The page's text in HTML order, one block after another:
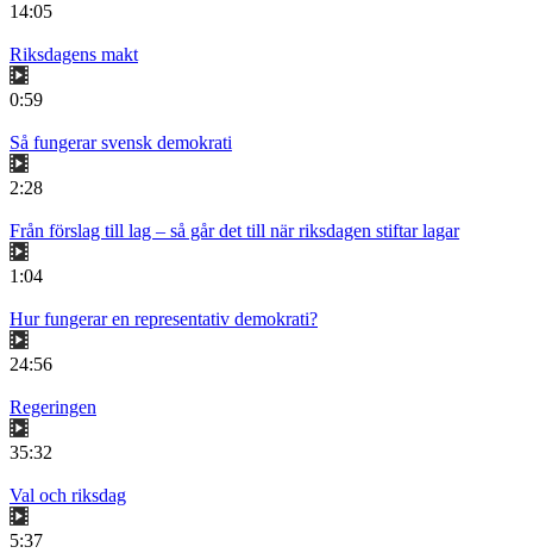
14:05
Riksdagens makt
0:59
Så fungerar svensk demokrati
2:28
Från förslag till lag – så går det till när riksdagen stiftar lagar
1:04
Hur fungerar en representativ demokrati?
24:56
Regeringen
35:32
Val och riksdag
5:37